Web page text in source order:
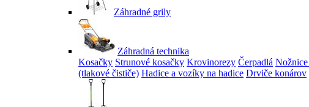
Záhradné grily
Záhradná technika
Kosačky Strunové kosačky Krovinorezy Čerpadlá
(tlakové čističe) Hadice a vozíky na hadice Drviče konárov